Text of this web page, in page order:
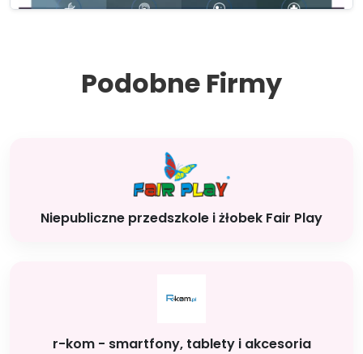
Podobne Firmy
Niepubliczne przedszkole i żłobek Fair Play
r-kom - smartfony, tablety i akcesoria